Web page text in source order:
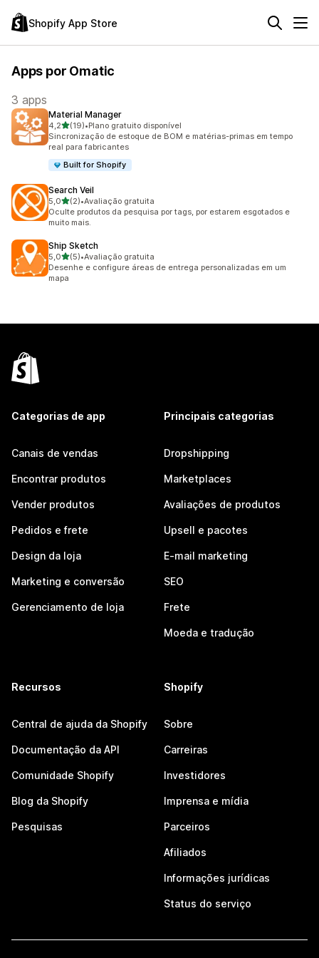
Shopify App Store
Apps por Omatic
3 apps
Material Manager
4,2de 5 estrelas
(19)
19 avaliações ao todo
•Plano gratuito disponível
Sincronização de estoque de BOM e matérias-primas em tempo
real para fabricantes
Built for Shopify
Search Veil
5,0de 5 estrelas
(2)
2 avaliações ao todo
•Avaliação gratuita
Oculte produtos da pesquisa por tags, por estarem esgotados e
muito mais.
Ship Sketch
5,0de 5 estrelas
(5)
5 avaliações ao todo
•Avaliação gratuita
Desenhe e configure áreas de entrega personalizadas em um
mapa
Categorias de app
Canais de vendas
Encontrar produtos
Vender produtos
Pedidos e frete
Design da loja
Marketing e conversão
Gerenciamento de loja
Principais categorias
Dropshipping
Marketplaces
Avaliações de produtos
Upsell e pacotes
E-mail marketing
SEO
Frete
Moeda e tradução
Recursos
Central de ajuda da Shopify
Documentação da API
Comunidade Shopify
Blog da Shopify
Pesquisas
Shopify
Sobre
Carreiras
Investidores
Imprensa e mídia
Parceiros
Afiliados
Informações jurídicas
Status do serviço